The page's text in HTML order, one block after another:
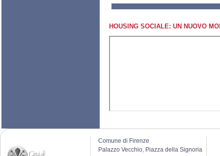
HOUSING SOCIALE: UN NUOVO
Comune di Firenze
Palazzo Vecchio, Piazza della Signoria